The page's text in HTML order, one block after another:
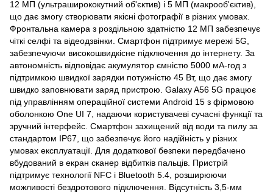
12 МП (ультраширококутний об'єктив) і 5 МП (макрооб'єктив),
що дає змогу створювати якісні фотографії в різних умовах.
Фронтальна камера з роздільною здатністю 12 МП забезпечує
чіткі селфі та відеодзвінки. Смартфон підтримує мережі 5G,
забезпечуючи високошвидкісне підключення до інтернету. За
автономність відповідає акумулятор ємністю 5000 мА-год з
підтримкою швидкої зарядки потужністю 45 Вт, що дає змогу
швидко заповнювати заряд пристрою. Galaxy A56 5G працює
під управлінням операційної системи Android 15 з фірмовою
оболонкою One UI 7, надаючи користувачеві сучасні функції та
зручний інтерфейс. Смартфон захищений від води та пилу за
стандартом IP67, що забезпечує його надійність у різних
умовах експлуатації. Для додаткової безпеки передбачено
вбудований в екран сканер відбитків пальців. Пристрій
підтримує технології NFC і Bluetooth 5.4, розширюючи
можливості бездротового підключення. Відсутність 3,5-мм